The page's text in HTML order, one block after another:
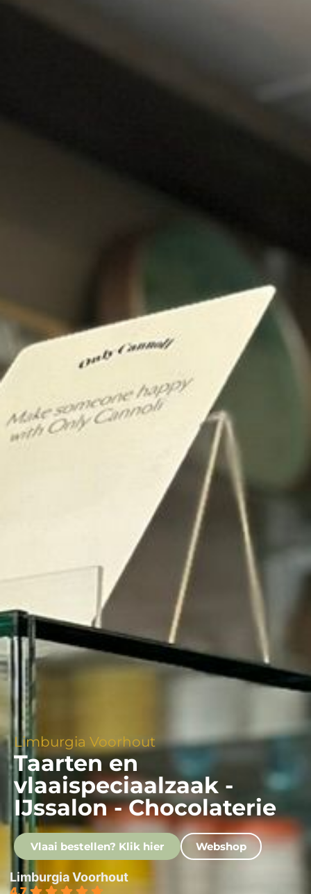
Limburgia Voorhout
Taarten en
vlaaispeciaalzaak -
IJssalon - Chocolaterie
Vlaai bestellen? Klik hier Webshop
Limburgia Voorhout
4.7